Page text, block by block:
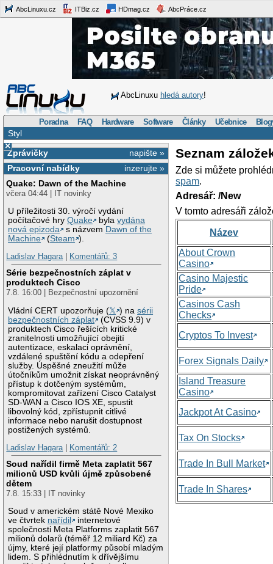
AbcLinuxu.cz ITBiz.cz HDmag.cz AbcPráce.cz
AbcLinuxu hledá autory!
Poradna FAQ Hardware Software Články Učebnice
Styl
×
napište »
Zprávičky
inzerujte »
Pracovní nabídky
Quake: Dawn of the Machine
včera 04:44 | IT novinky
U příležitosti 30. výročí vydání
počítačové hryQuake bylavydána
nová epizoda
s názvem Dawn of the
Machine
(Steam ).
Ladislav Hagara| Komentářů: 3
Série bezpečnostních záplat v
produktech Cisco
7.8. 16:00 | Bezpečnostní upozornění
Vládní CERT upozorňuje (𝕏 ) nasérii
bezpečnostních záplat
(CVSS 9.9) v
produktech Cisco řešících kritické
zranitelnosti umožňující obejití
autentizace, eskalaci oprávnění,
vzdálené spuštění kódu a odepření
služby. Úspěšné zneužití může
útočníkům umožnit získat neoprávněný
přístup k dotčeným systémům,
kompromitovat zařízení Cisco Catalyst
SD-WAN a Cisco IOS XE, spustit
libovolný kód, zpřístupnit citlivé
informace nebo narušit dostupnost
postižených systémů.
Ladislav Hagara| Komentářů: 2
Soud nařídil firmě Meta zaplatit 567
milionů USD kvůli újmě způsobené
dětem
7.8. 15:33 | IT novinky
Soud v americkém státě Nové Mexiko
ve čtvrtek nařídil
internetové
společnosti Meta Platforms zaplatit 567
milionů dolarů (téměř 12 miliard Kč) za
újmy, které její platformy působí mladým
lidem. S přihlédnutím k dřívějšímu
Seznam
Zde si můžete
spam.
Adresář: /New
V tomto adresáři
Název
About Crown
Casino
Casino Majestic
Pride
Casinos Cash
Checks
Cryptos To Invest
Forex Signals Daily
Island Treasure
Casino
Jackpot At Casino
Tax On Stocks
Trade In Bull Market
Trade In Shares